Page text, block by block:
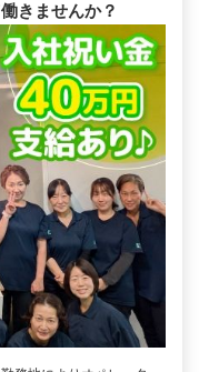
きませんか？